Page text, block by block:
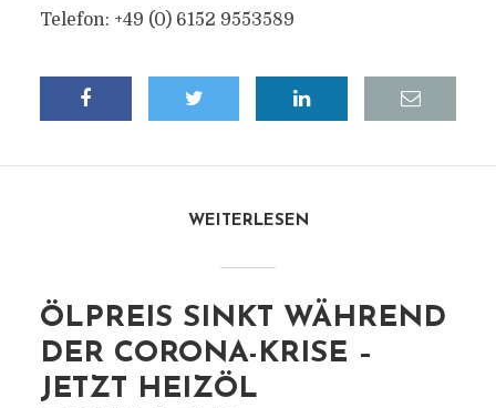
Telefon: +49 (0) 6152 9553589
WEITERLESEN
ÖLPREIS SINKT WÄHREND
DER CORONA-KRISE –
JETZT HEIZÖL